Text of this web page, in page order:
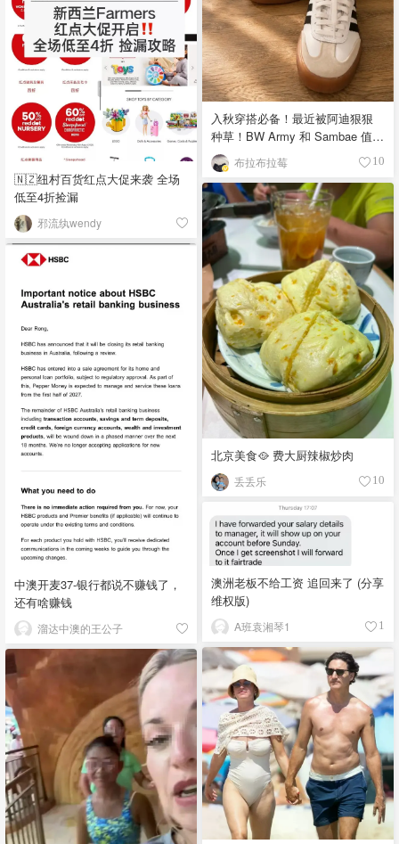
入秋穿搭必备！最近被阿迪狠狠
种草！BW Army 和 Sambae 值得
拥有！布拉布拉莓 10
🇳🇿纽村百货红点大促来袭 全场
低至4折捡漏
邪流纨wendy
北京美食🥘 费大厨辣椒炒肉
丢丢乐 10
中澳开麦37-银行都说不赚钱了，
还有啥赚钱
溜达中澳的王公子
澳洲老板不给工资 追回来了 (分享
维权版)
A班袁湘琴1 1